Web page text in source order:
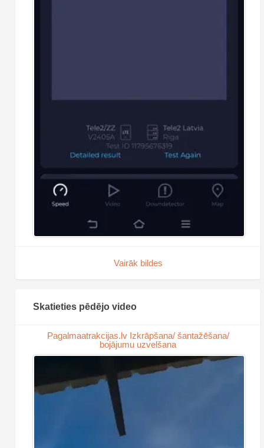
Vairāk bildes
Skatieties pēdējo video
Pagalmaatrakcijas.lv Izkrāpšana/ šantažēšana/
bojājumu uzvelšana